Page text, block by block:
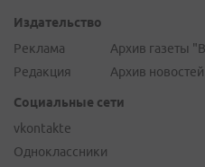
Издательство
Реклама
Редакция
Архив газеты
Архив новостей
Социальные сети
vkontakte
Одноклассники